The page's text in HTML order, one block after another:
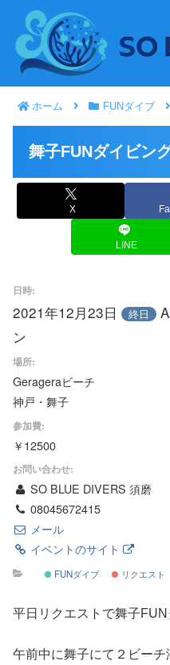
ホーム FUNダイブ
舞子FUNダイビン
X
LINE
日時:
2021年12月23日 終日
ン
場所:
Gerageraビーチ
神戸・舞子
参加費:
￥12500
お問い合わせ:
SO BLUE DIVERS 須磨
08045672415
メール
イベントのサイト
FUNダイブ リクエスト
平日リクエストで舞子FUN
午前中に舞子にて２ビーチ